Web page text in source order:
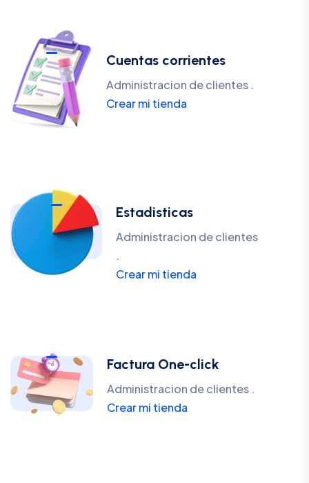
Cuentas corrientes
Administracion de clientes .
Crear mi tienda
Estadisticas
Administracion de clientes
.
Crear mi tienda
Factura One-click
Administracion de clientes .
Crear mi tienda